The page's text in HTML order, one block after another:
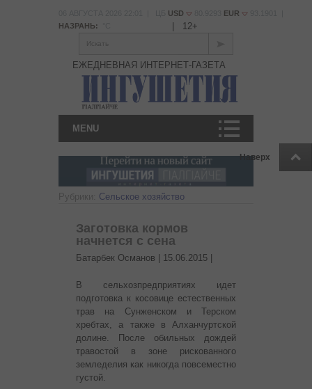
Наверх
USD EUR
НАЗРАНЬ:
12+
Искать
ЕЖЕДНЕВНАЯ ИНТЕРНЕТ-ГАЗЕТА
MENU
Рубрики: Сельское хозяйство
Заготовка кормов
начнется с сена
Батарбек Османов | 15.06.2015
В сельхозпредприятиях идет
подготовка к косовице естественных
трав на Сунженском и Терском
хребтах, а также в Алханчуртской
долине. После обильных дождей
травостой в зоне рискованного
земледелия как никогда повсеместно
густой.